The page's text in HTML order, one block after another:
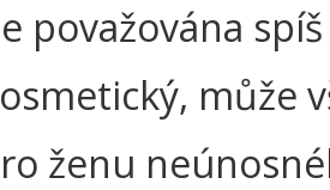
považována
může
ženu